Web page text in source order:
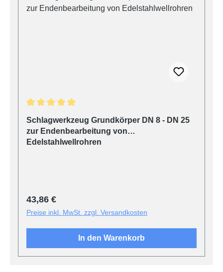
Schlagwerkzeug Grundkörper DN 8 - DN 25
zur Endenbearbeitung von
Edelstahlwellrohren
Regulärer Preis:
43,86 €
Preise inkl. MwSt. zzgl. Versandkosten
In den Warenkorb